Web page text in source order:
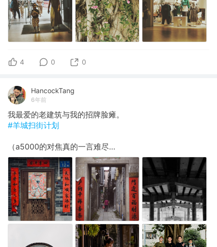
4 0 0
HancockTang
6年前
我最爱的老建筑与我的招牌脸瘫。
#羊城扫街计划
（a5000的对焦真的一言难尽…